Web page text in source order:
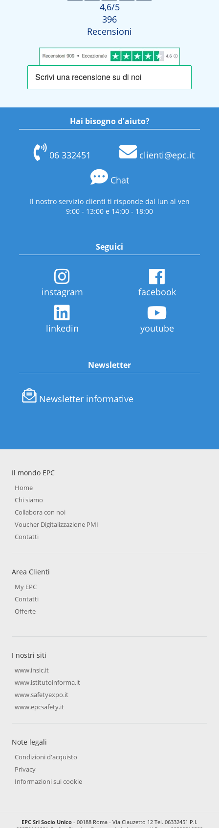
4,6/5
396
Recensioni
Hai bisogno d'aiuto?
06 332451 clienti@epc.it
Chat
Il nostro servizio clienti ti risponde dal lun al ven
9:00 - 13:00 e 14:00 - 18:00
Seguici
instagram facebook
linkedin youtube
Newsletter
Newsletter informative
Il mondo EPC
Home
Chi siamo
Collabora con noi
Voucher Digitalizzazione PMI
Contatti
Area Clienti
My EPC
Contatti
Offerte
I nostri siti
www.insic.it
www.istitutoinforma.it
www.safetyexpo.it
www.epcsafety.it
Note legali
Condizioni d'acquisto
Privacy
Informazioni sui cookie
EPC Srl Socio Unico - 00188 Roma - Via Clauzetto 12 Tel. 06332451 P.I.